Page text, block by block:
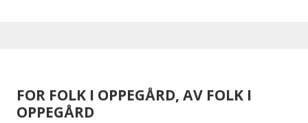
FOR FOLK I OPPEGÅRD, AV FOLK I
OPPEGÅRD